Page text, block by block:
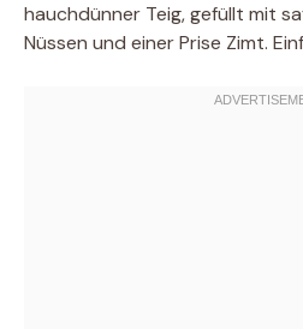
hauchdünner Teig, gefüllt mit
Nüssen und einer Prise Zimt.